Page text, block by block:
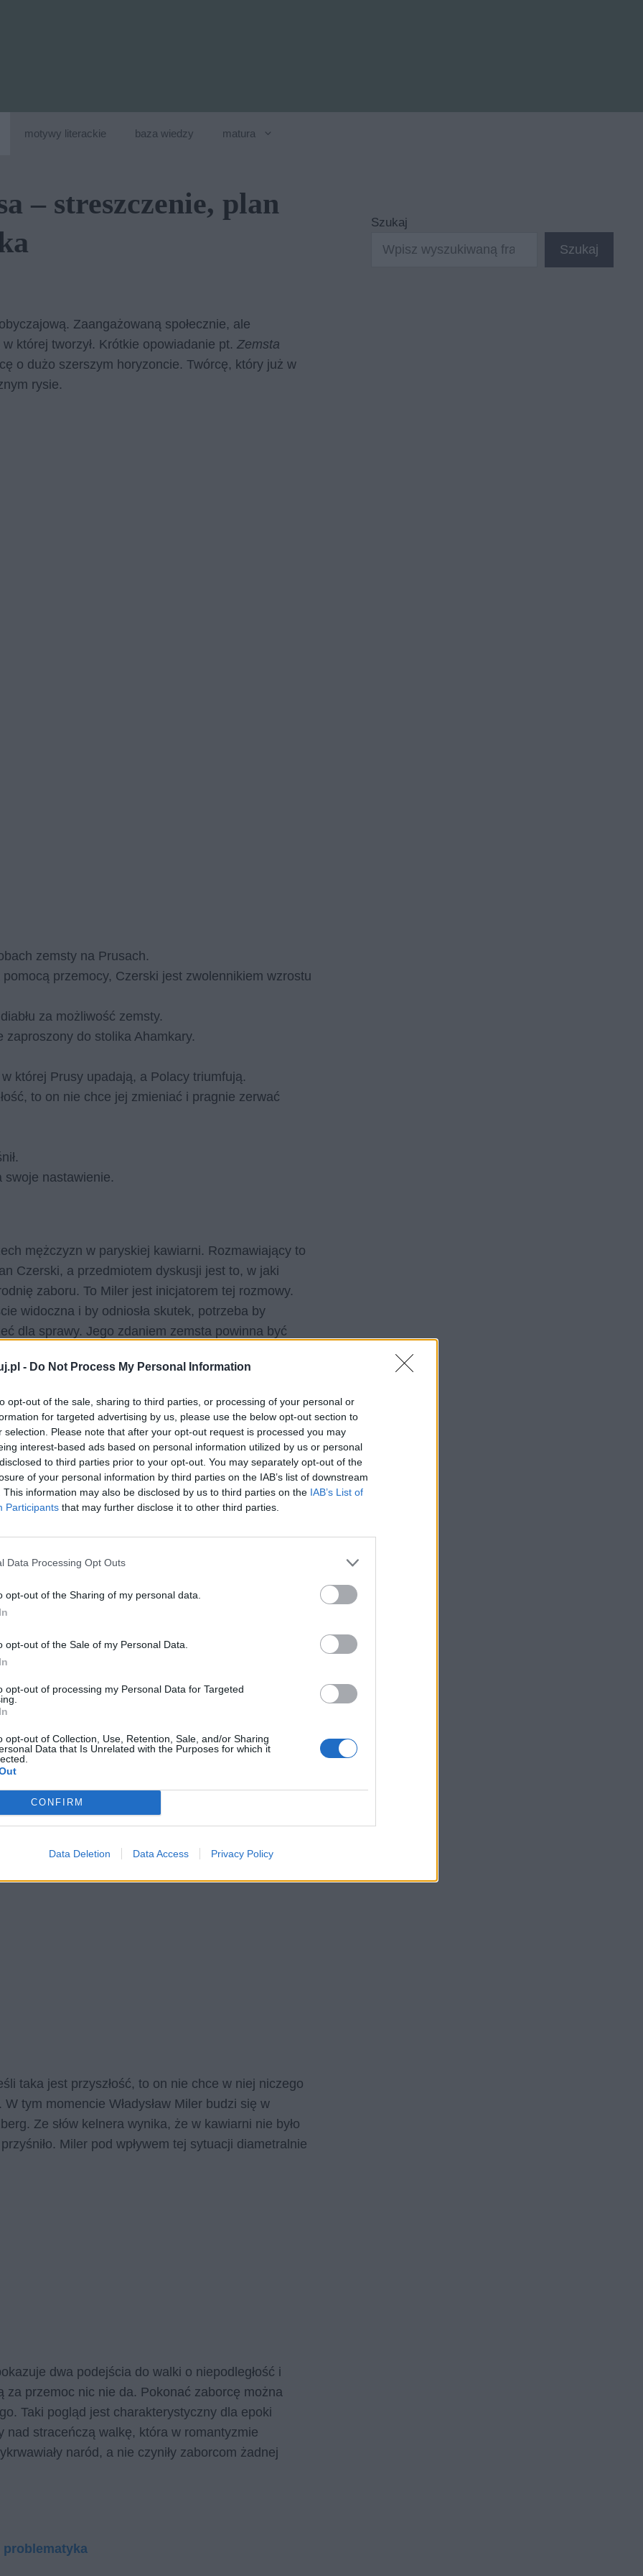
- Do Not Process My Personal Information
opt-out of the sale, sharing to third parties, or processing of your personal or
for targeted advertising by us, please use the below opt-out section to
selection. Please note that after your opt-out request is processed you may
interest-based ads based on personal information utilized by us or personal
to third parties prior to your opt-out. You may separately opt-out of the
of your personal information by third parties on the IAB’s list of downstream
This information may also be disclosed by us to third parties on the IAB’s List of
Participants that may further disclose it to other third parties.
Data Processing Opt Outs
opt-out of the Sharing of my personal data.
opt-out of the Sale of my Personal Data.
opt-out of processing my Personal Data for Targeted
opt-out of Collection, Use, Retention, Sale, and/or Sharing
Data that Is Unrelated with the Purposes for which it
CONFIRM
Data Deletion Data Access Privacy Policy
motywy literackie baza wiedzy matura
– streszczenie, plan
Zaangażowaną społecznie, ale
której tworzył. Krótkie opowiadanie pt. Zemsta
o dużo szerszym horyzoncie. Twórcę, który już w
rysie.
zemsty na Prusach.
przemocy, Czerski jest zwolennikiem wzrostu
za możliwość zemsty.
do stolika Ahamkary.
której Prusy upadają, a Polacy triumfują.
to on nie chce jej zmieniać i pragnie zerwać
swoje nastawienie.
mężczyzn w paryskiej kawiarni. Rozmawiający to
Czerski, a przedmiotem dyskusji jest to, w jaki
zaboru. To Miler jest inicjatorem tej rozmowy.
widoczna i by odniosła skutek, potrzeba by
dla sprawy. Jego zdaniem zemsta powinna być
za jedną ich niegodziwość należy odpłacić
tak, by naród niemiecki pojął, że zwyczajnie
ci nie mogąc zemścić się w sposób militarny,
terroryzm czy powolne trucie narodu.
że zostali pozbawieni ziemi, czyli jednego z
wzmóc sobie pozostałe trzy, pracowitość,
cywilizacyjnie i w ten sposób pokonać wroga.
szans na powodzenie. Mężczyźni żegnają się,
– hinduskim mędrcem i rzekomym
okazał się czarnoksiężnikiem, zaprzedałby
poprzez służącego otrzymuje zaproszenie od
pomieszczeniu. Mężczyzną tym okazuje się być
mu duszę w zamian za dwudziestoletnią
po krótkim wahaniu godzi się, kiedy transakcja
Milerowi przyszłość, by wiedział, co należy
jedynie zmian na gorsze.
się kruszyć ze względu na rozpasanie samych
domowej, a potem do upadku narodu pruskiego.
mądrość i cnotę, dzięki którym bardzo szybko
dzięki której zakładają kolonię w Afryce.
a Polacy stają się narodem wielkich
dzięki ciężkiej pracy.
taka jest przyszłość, to on nie chce w niej niczego
tym momencie Władysław Miler budzi się w
Ze słów kelnera wynika, że w kawiarni nie było
Miler pod wpływem tej sytuacji diametralnie
dwa podejścia do walki o niepodległość i
za przemoc nic nie da. Pokonać zaborcę można
Taki pogląd jest charakterystyczny dla epoki
nad straceńczą walkę, która w romantyzmie
naród, a nie czyniły zaborcom żadnej
problematyka
Szukaj
Szukaj